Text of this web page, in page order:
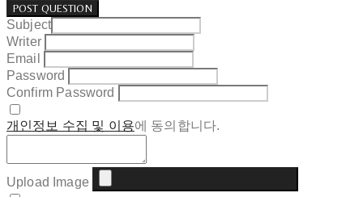
POST QUESTION
Subject
Writer
Email
Password
Confirm Password
개인정보 수집 및 이용에 동의합니다.
Upload Image